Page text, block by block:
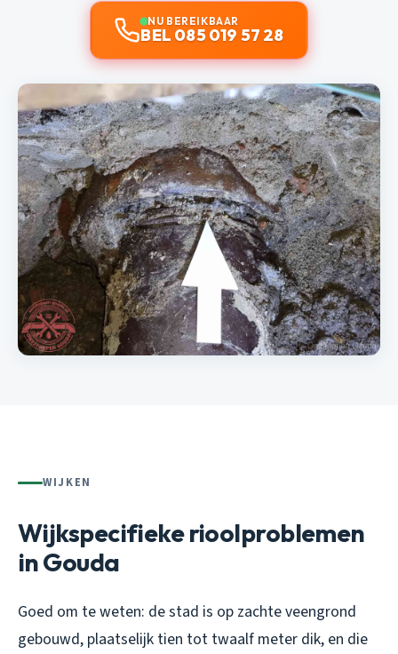
NU BEREIKBAAR
BEL 085 019 57 28
WIJKEN
Wijkspecifieke rioolproblemen
in Gouda
Goed om te weten: de stad is op zachte veengrond
gebouwd, plaatselijk tien tot twaalf meter dik, en die